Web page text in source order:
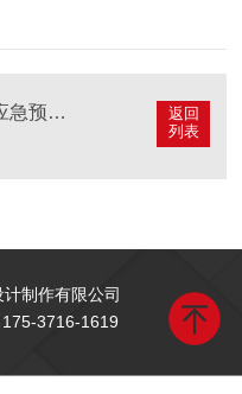
返回
列表
浅谈标识导向系统的应急预案体系
制作有限公司
175-3716-1619